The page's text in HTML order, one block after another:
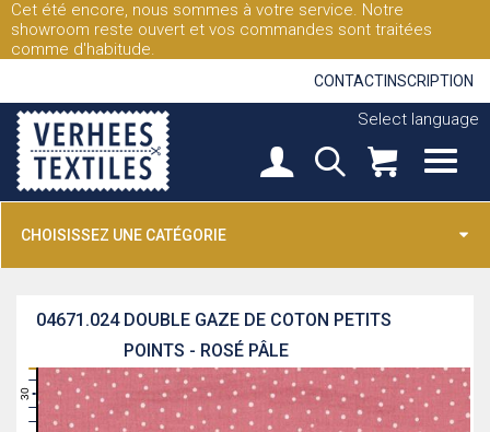
Cet été encore, nous sommes à votre service. Notre
showroom reste ouvert et vos commandes sont traitées
comme d'habitude.
CONTACT INSCRIPTION
Select language
CHOISISSEZ UNE CATÉGORIE
DOUBLE GAZE DE COTON PETITS
POINTS - ROSÉ PÂLE
04671.024
30